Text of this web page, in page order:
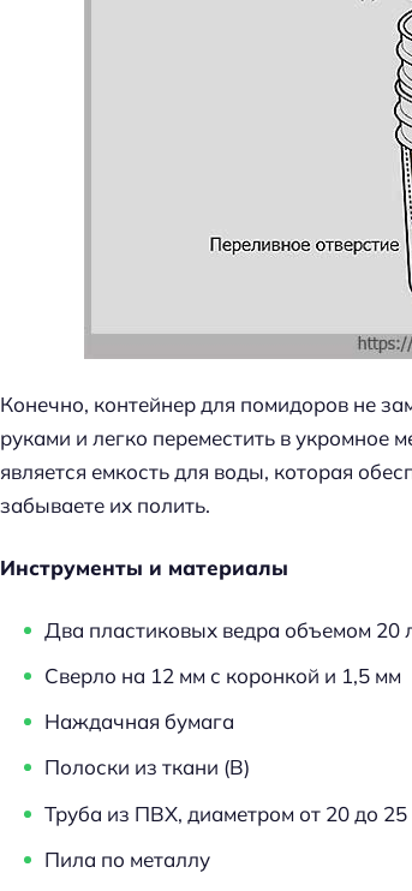
Конечно, контейнер для помидоров не
руками и легко переместить в укромное
является емкость для воды, которая
забываете их полить.
Инструменты и материалы
Два пластиковых ведра объемом 20
Сверло на 12 мм с коронкой и 1,5 мм
Наждачная бумага
Полоски из ткани (B)
Труба из ПВХ, диаметром от 20 до
Пила по металлу